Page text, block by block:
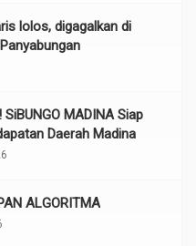
lolos, digagalkan di
MADINA Siap
Daerah Madina
ALGORITMA